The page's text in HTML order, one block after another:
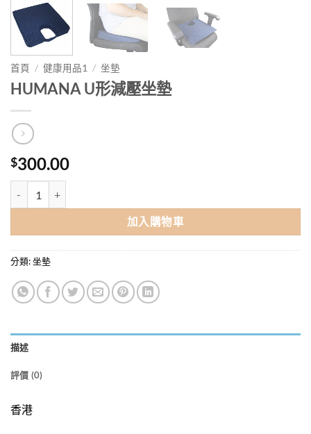
首頁 / 健康用品1 / 坐墊
HUMANA U形減壓坐墊
$300.00
加入購物車
分類:坐墊
描述
評價 (0)
香港